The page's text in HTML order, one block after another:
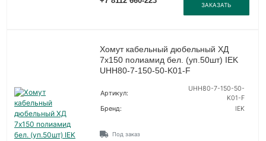
ЗАКАЗАТЬ
Хомут кабельный дюбельный ХД
7х150 полиамид бел. (уп.50шт) IEK
UHH80-7-150-50-K01-F
Артикул:
UHH80-7-150-50-
K01-F
Бренд:
IEK
Под заказ